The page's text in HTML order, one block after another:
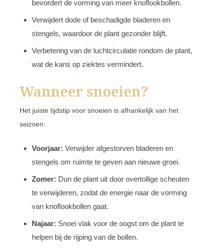
bevordert de vorming van meer knoflookbollen.
Verwijdert dode of beschadigde bladeren en
stengels, waardoor de plant gezonder blijft.
Verbetering van de luchtcirculatie rondom de plant,
wat de kans op ziektes vermindert.
Wanneer snoeien?
Het juiste tijdstip voor snoeien is afhankelijk van het
seizoen:
Voorjaar: Verwijder afgestorven bladeren en
stengels om ruimte te geven aan nieuwe groei.
Zomer: Dun de plant uit door overtollige scheuten
te verwijderen, zodat de energie naar de vorming
van knoflookbollen gaat.
Najaar: Snoei vlak voor de oogst om de plant te
helpen bij de rijping van de bollen.